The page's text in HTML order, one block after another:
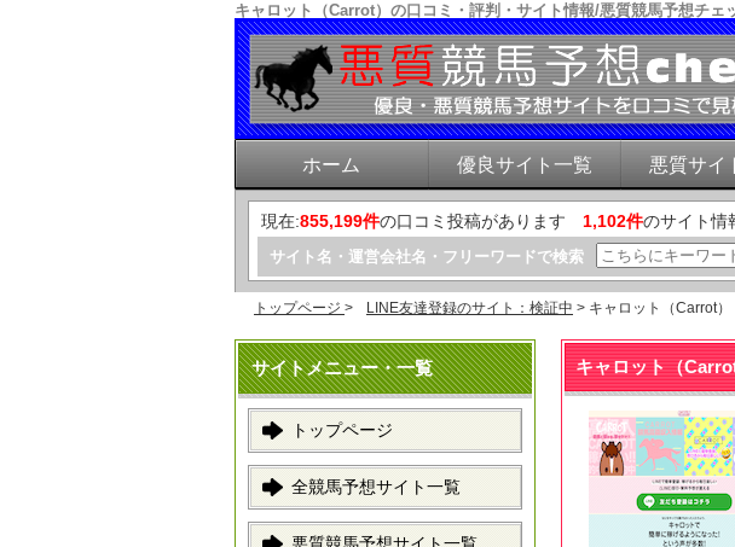
キャロット（Carrot）の口コミ・評判・サイト情報/悪質競馬予想チェ
ホーム 優良サイト一覧 悪質サイ
現在:855,199件の口コミ投稿があります 1,102件のサイト情
サイト名・運営会社名・フリーワードで検索
トップページ > LINE友達登録のサイト：検証中 > キャロット（Carrot）
サイトメニュー・一覧
トップページ
全競馬予想サイト一覧
キャロット（